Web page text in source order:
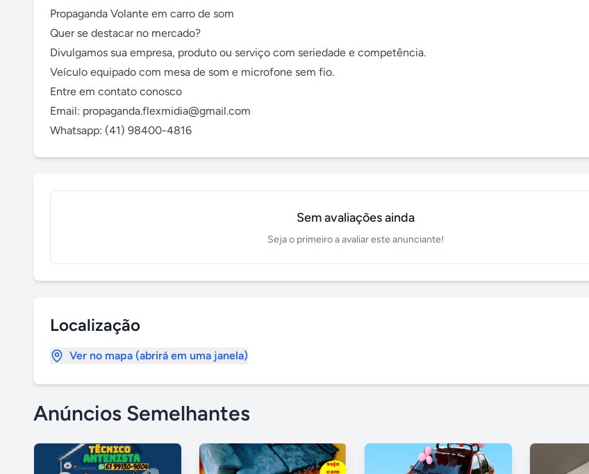
Propaganda Volante em carro de som
Quer se destacar no mercado?
Divulgamos sua empresa, produto ou serviço com seriedade e competência.
Veículo equipado com mesa de som e microfone sem fio.
Entre em contato conosco
Email: propaganda.flexmidia@gmail.com
Whatsapp: (41) 98400-4816
Sem avaliações ainda
Seja o primeiro a avaliar este anunciante!
Localização
Ver no mapa (abrirá em uma janela)
Anúncios Semelhantes